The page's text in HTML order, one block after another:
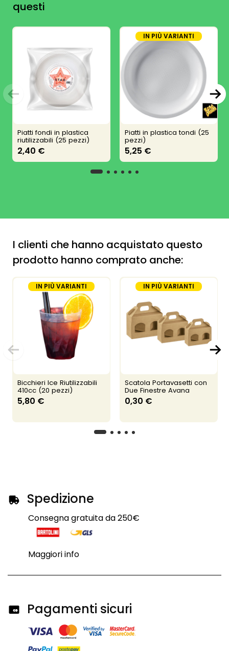
questi
Piatti fondi in plastica
riutilizzabili (25 pezzi)
2,40 €
IN PIÙ VARIANTI
Piatti in plastica tondi (25
pezzi)
5,25 €
I clienti che hanno acquistato questo
prodotto hanno comprato anche:
IN PIÙ VARIANTI
Bicchieri Ice Riutilizzabili
410cc (20 pezzi)
5,80 €
IN PIÙ VARIANTI
Scatola Portavasetti con
Due Finestre Avana
0,30 €
Spedizione
Consegna gratuita da 250€
Maggiori info
Pagamenti sicuri